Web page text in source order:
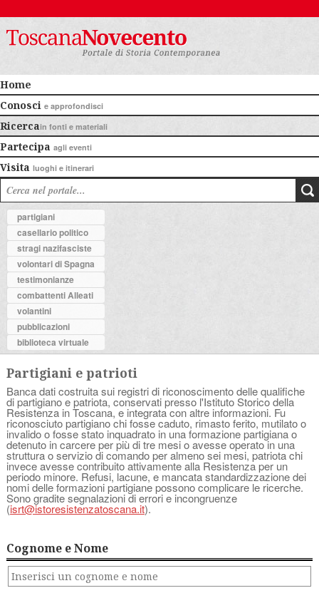
Home
Conosci e approfondisci
Ricercain fonti e materiali
Partecipa agli eventi
Visita luoghi e itinerari
partigiani
casellario politico
stragi nazifasciste
volontari di Spagna
testimonianze
combattenti Alleati
volantini
pubblicazioni
biblioteca virtuale
Partigiani e patrioti
Banca dati costruita sui registri di riconoscimento delle qualifiche
di partigiano e patriota, conservati presso l'Istituto Storico della
Resistenza in Toscana, e integrata con altre informazioni. Fu
riconosciuto partigiano chi fosse caduto, rimasto ferito, mutilato o
invalido o fosse stato inquadrato in una formazione partigiana o
detenuto in carcere per più di tre mesi o avesse operato in una
struttura o servizio di comando per almeno sei mesi, patriota chi
invece avesse contribuito attivamente alla Resistenza per un
periodo minore. Refusi, lacune, e mancata standardizzazione dei
nomi delle formazioni partigiane possono complicare le ricerche.
Sono gradite segnalazioni di errori e incongruenze
(isrt@istoresistenzatoscana.it).
Cognome e Nome